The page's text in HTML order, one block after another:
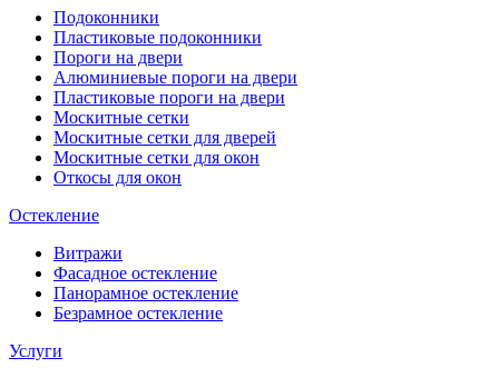
Подоконники
Пластиковые подоконники
Пороги на двери
Алюминиевые пороги на двери
Пластиковые пороги на двери
Москитные сетки
Москитные сетки для дверей
Москитные сетки для окон
Откосы для окон
Остекление
Витражи
Фасадное остекление
Панорамное остекление
Безрамное остекление
Услуги